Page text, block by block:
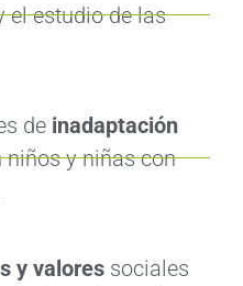
el estudio de las
de inadaptación
niños y niñas con
y valores sociales